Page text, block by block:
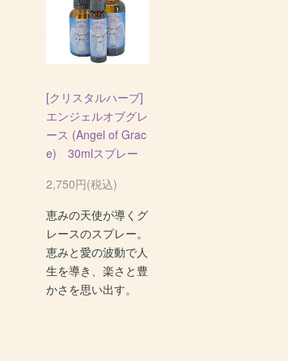
[クリスタルハーブ]
エンジェルオブグレ
ース (Angel of Grac
e) 30mlスプレー
2,750円(税込)
恵みの天使が導くグ
レースのスプレー。
恵みと愛の波動で人
生を導き、楽さと豊
かさを思い出す。